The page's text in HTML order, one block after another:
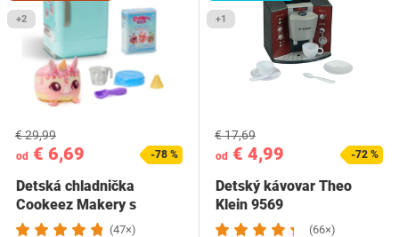
+2
od € 6,69
€ 29,99
-78 %
Detská chladnička
Cookeez Makery s
prekvapením
(47×)
+1
od € 4,99
€ 17,69
-72 %
Detský kávovar Theo
Klein ‎9569
(66×)